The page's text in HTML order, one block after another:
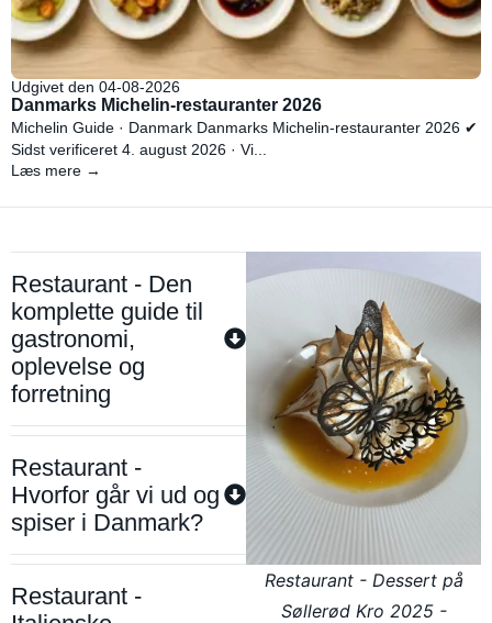
Udgivet den 04-08-2026
Danmarks Michelin-restauranter 2026
Michelin Guide · Danmark Danmarks Michelin-restauranter 2026 ✔
Sidst verificeret 4. august 2026 · Vi...
Læs mere →
Restaurant - Den
komplette guide til
gastronomi,
oplevelse og
forretning
Restaurant -
Hvorfor går vi ud og
spiser i Danmark?
Restaurant -
Restaurant - Dessert på
Søllerød Kro 2025 -